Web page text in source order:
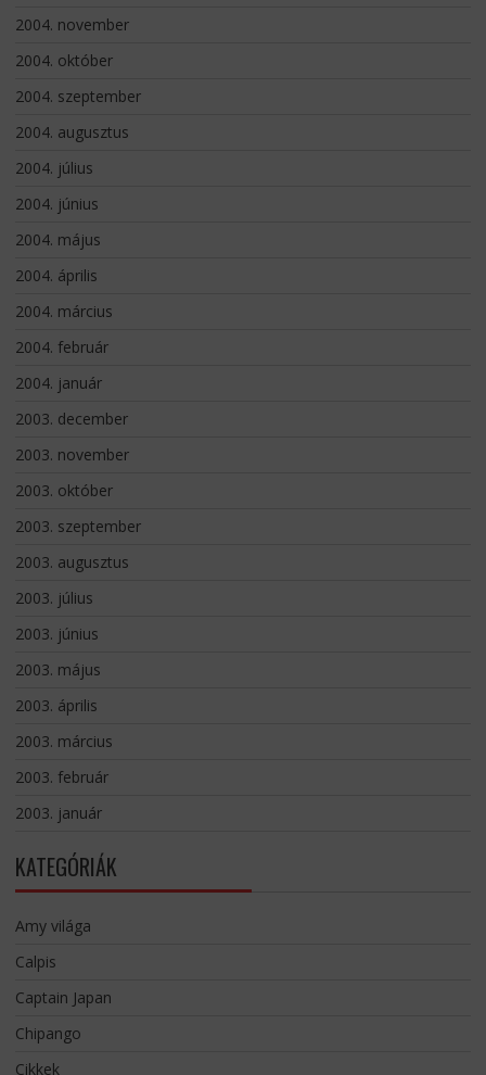
2004. november
2004. október
2004. szeptember
2004. augusztus
2004. július
2004. június
2004. május
2004. április
2004. március
2004. február
2004. január
2003. december
2003. november
2003. október
2003. szeptember
2003. augusztus
2003. július
2003. június
2003. május
2003. április
2003. március
2003. február
2003. január
KATEGÓRIÁK
Amy világa
Calpis
Captain Japan
Chipango
Cikkek